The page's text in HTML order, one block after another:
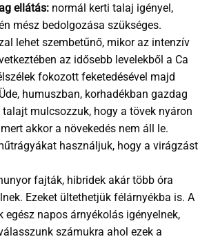
ellátás: normál kerti talaj igényel,
mész bedolgozása szükséges.
lehet szembetűnő, mikor az intenzív
az idősebb levelekből a Ca
fokozott feketedésével majd
humuszban, korhadékban gazdag
mulcsozzuk, hogy a tövek nyáron
akkor a növekedés nem áll le.
használjuk, hogy a virágzást
fajták, hibridek akár több óra
Ezeket ültethetjük félárnyékba is. A
egész napos árnyékolás igényelnek,
számukra ahol ezek a